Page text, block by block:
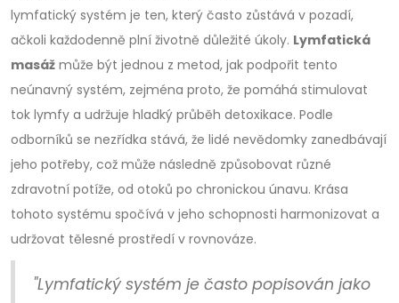
lymfatický systém je ten, který často zůstává v pozadí,
ačkoli každodenně plní životně důležité úkoly. Lymfatická
masáž může být jednou z metod, jak podpořit tento
neúnavný systém, zejména proto, že pomáhá stimulovat
tok lymfy a udržuje hladký průběh detoxikace. Podle
odborníků se nezřídka stává, že lidé nevědomky zanedbávají
jeho potřeby, což může následně způsobovat různé
zdravotní potíže, od otoků po chronickou únavu. Krása
tohoto systému spočívá v jeho schopnosti harmonizovat a
udržovat tělesné prostředí v rovnováze.
"Lymfatický systém je často popisován jako